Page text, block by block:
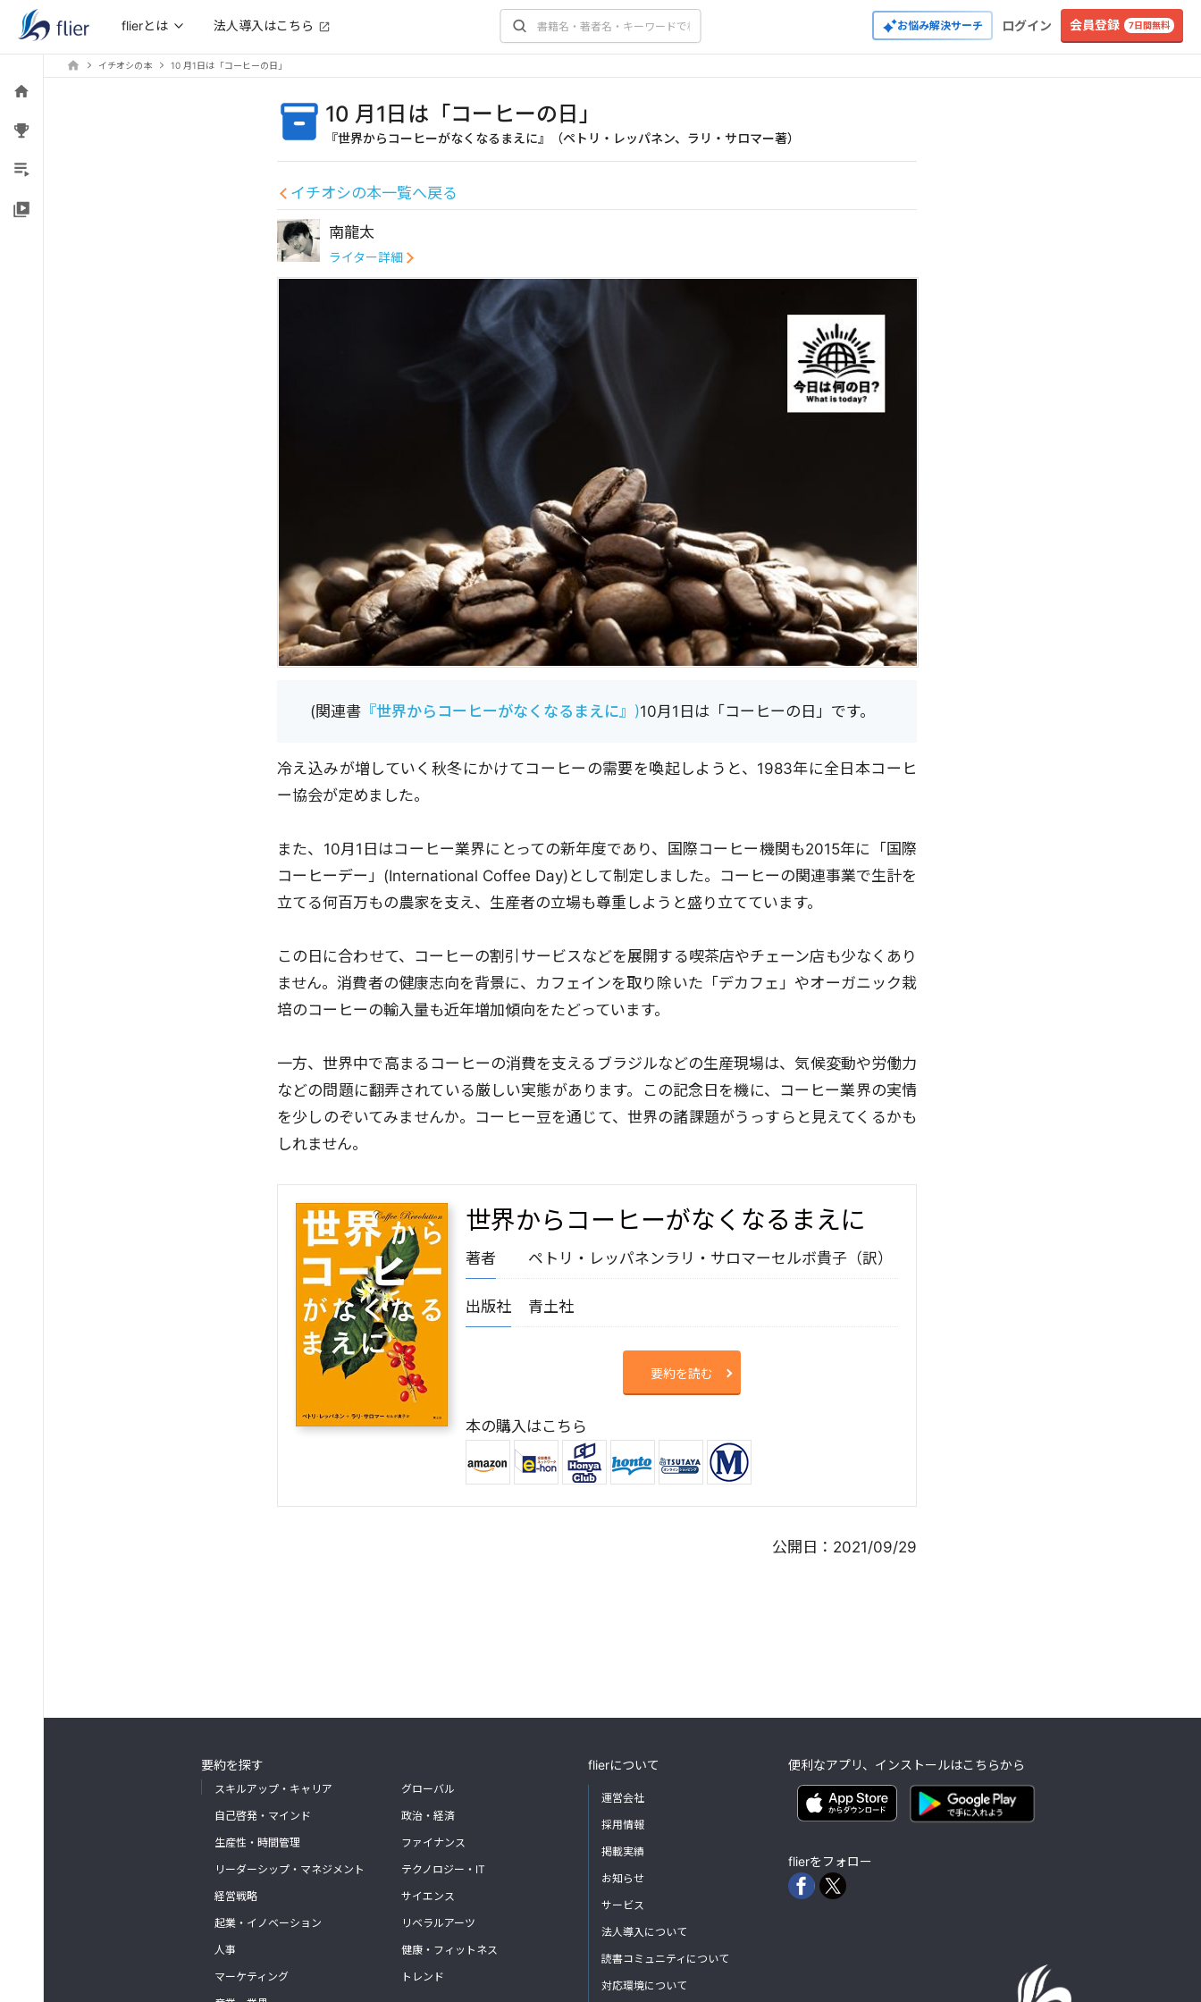
flierとは 法人導入はこちら お悩み解決サーチ ログイン 会員登録 7日間無料
イチオシの本 10 月1日は「コーヒーの日」
10 月1日は「コーヒーの日」
『世界からコーヒーがなくなるまえに』（ペトリ・レッパネン、ラリ・サロマー著）
イチオシの本一覧へ戻る
南龍太
ライター詳細
(関連書 『世界からコーヒーがなくなるまえに』 )10月1日は「コーヒーの日」です。
冷え込みが増していく秋冬にかけてコーヒーの需要を喚起しようと、1983年に全日本コーヒ
ー協会が定めました。
また、10月1日はコーヒー業界にとっての新年度であり、国際コーヒー機関も2015年に「国際
コーヒーデー」(International Coffee Day)として制定しました。コーヒーの関連事業で生計を
立てる何百万もの農家を支え、生産者の立場も尊重しようと盛り立てています。
この日に合わせて、コーヒーの割引サービスなどを展開する喫茶店やチェーン店も少なくあり
ません。消費者の健康志向を背景に、カフェインを取り除いた「デカフェ」やオーガニック栽
培のコーヒーの輸入量も近年増加傾向をたどっています。
一方、世界中で高まるコーヒーの消費を支えるブラジルなどの生産現場は、気候変動や労働力
などの問題に翻弄されている厳しい実態があります。この記念日を機に、コーヒー業界の実情
を少しのぞいてみませんか。コーヒー豆を通じて、世界の諸課題がうっすらと見えてくるかも
しれません。
世界からコーヒーがなくなるまえに
著者 ペトリ・レッパネンラリ・サロマーセルボ貴子（訳）
出版社 青土社
要約を読む
本の購入はこちら
公開日： 2021/09/29
要約を探す
スキルアップ・キャリア
自己啓発・マインド
生産性・時間管理
リーダーシップ・マネジメント
経営戦略
起業・イノベーション
人事
マーケティング
グローバル
政治・経済
ファイナンス
テクノロジー・IT
サイエンス
リベラルアーツ
健康・フィットネス
トレンド
flierについて
運営会社
採用情報
掲載実績
お知らせ
サービス
法人導入について
読書コミュニティについて
対応環境について
便利なアプリ、インストールはこちらから
flierをフォロー